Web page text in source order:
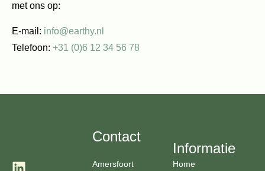
met ons op:
E-mail: info@earthy.nl
Telefoon: +31 (0)6 12 34 56 78
Contact
Amersfoort
Informatie
Home